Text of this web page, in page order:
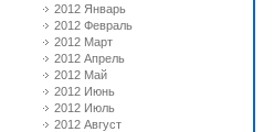
2012 Январь
2012 Февраль
2012 Март
2012 Апрель
2012 Май
2012 Июнь
2012 Июль
2012 Август